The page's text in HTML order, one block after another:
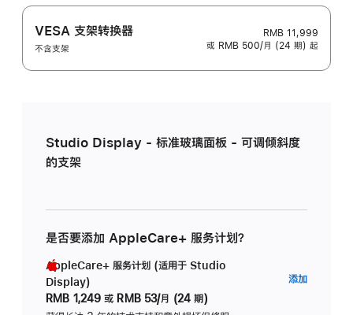
VESA 支架转换器
不含支架
RMB 11,999
或 RMB 500/月 (24 期) 起
Studio Display - 标准玻璃面板 - 可调倾斜度
的支架
是否要添加 AppleCare+ 服务计划？
AppleCare+ 服务计划 (适用于 Studio
Display)
RMB 1,249 或 RMB 53/月 (24 期)
添加